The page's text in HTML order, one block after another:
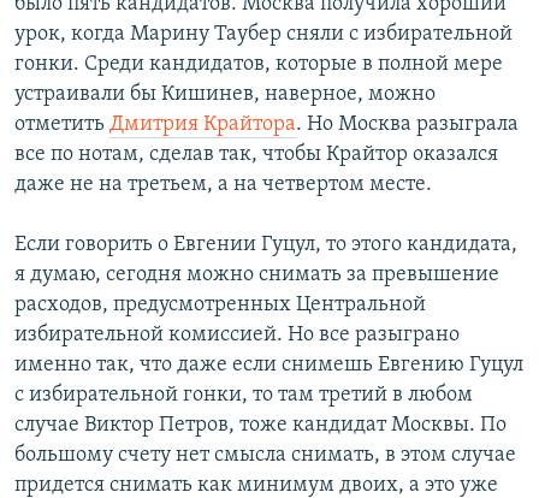
урок, когда Марину Таубер сняли с избирательной
гонки. Среди кандидатов, которые в полной мере
устраивали бы Кишинев, наверное, можно
отметить Дмитрия Крайтора. Но Москва разыграла
все по нотам, сделав так, чтобы Крайтор оказался
даже не на третьем, а на четвертом месте.
Если говорить о Евгении Гуцул, то этого кандидата,
я думаю, сегодня можно снимать за превышение
расходов, предусмотренных Центральной
избирательной комиссией. Но все разыграно
именно так, что даже если снимешь Евгению Гуцул
с избирательной гонки, то там третий в любом
случае Виктор Петров, тоже кандидат Москвы. По
большому счету нет смысла снимать, в этом случае
придется снимать как минимум двоих, а это уже